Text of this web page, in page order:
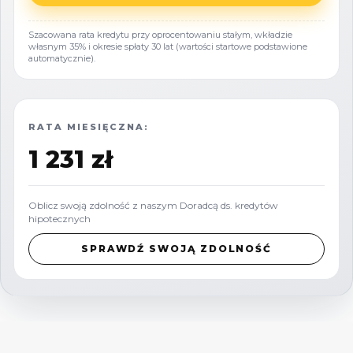
zagospodarowanie przestrzeni.
Otoczenie:Sąsiedztwo lasów, jezior oraz
Chwaszczyno - 11 km,
Wejherowo - 15 km,
Gdynia - 16 km,
Gdańsk - 22 km.
Szacowana rata kredytu przy oprocentowaniu stałym, wkładzie
własnym 35% i okresie spłaty 30 lat (wartości startowe podstawione
automatycznie).
RATA MIESIĘCZNA:
1 231 zł
Oblicz swoją zdolność z naszym Doradcą ds. kredytów
hipotecznych
SPRAWDŹ SWOJĄ ZDOLNOŚĆ